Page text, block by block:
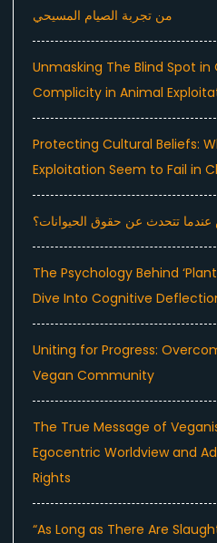
من تجربة الصيام المسيحي
Unmasking The Blind Spot
Complicity in Animal
Protecting Cultural Beliefs:
Exploitation Seem to Fail in
عندما تتحدث عن حقوق الحيوانات؟
The Psychology Behind
Dive Into Cognitive
Uniting for Progress:
Vegan Community
The True Message of
Egocentric Worldview and
Rights
“As Long as There Are